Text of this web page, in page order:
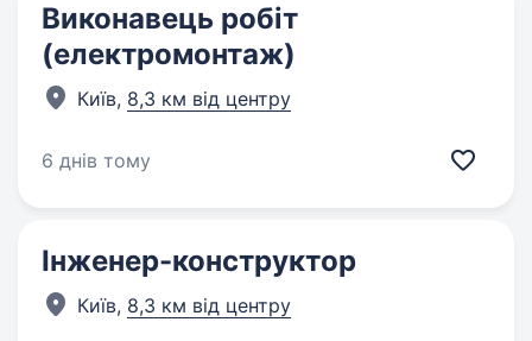
Виконавець робіт
(електромонтаж)
Київ, 8,3 км від центру
6 днів тому
Інженер-конструктор
Київ, 8,3 км від центру